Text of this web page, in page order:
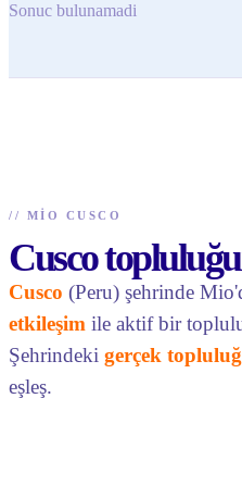
Sonuc bulunamadi
// MIO CUSCO
Cusco
Cusco (Peru) şehrinde
etkileşim ile aktif bir
Şehrindeki gerçek
eşleş.